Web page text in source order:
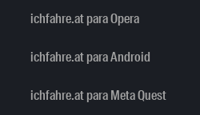
ichfahre.at para Opera
ichfahre.at para Android
ichfahre.at para Meta Quest